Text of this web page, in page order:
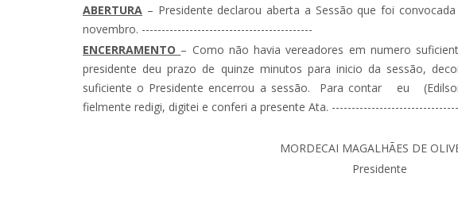
ABERTURA – Presidente declarou aberta a Sessão que foi
novembro. -------------------------------------------
ENCERRAMENTO – Como não havia vereadores em numero
presidente deu prazo de quinze minutos para inicio da sessão,
suficiente o Presidente encerrou a sessão. Para contar eu
fielmente redigi, digitei e conferi a presente Ata.
MORDECAI MAGALHÃES DE
Presidente